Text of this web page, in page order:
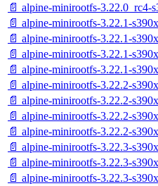
📄 alpine-minirootfs-3.22.0_rc4-
📄 alpine-minirootfs-3.22.1-
📄 alpine-minirootfs-3.22.1-
📄 alpine-minirootfs-3.22.1-
📄 alpine-minirootfs-3.22.1-
📄 alpine-minirootfs-3.22.2-
📄 alpine-minirootfs-3.22.2-
📄 alpine-minirootfs-3.22.2-
📄 alpine-minirootfs-3.22.2-
📄 alpine-minirootfs-3.22.3-
📄 alpine-minirootfs-3.22.3-
📄 alpine-minirootfs-3.22.3-